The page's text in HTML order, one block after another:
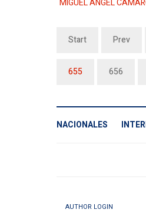
MIGUEL ÁNGEL
Start Prev
655 656
NACIONALES
AUTHOR LOGIN